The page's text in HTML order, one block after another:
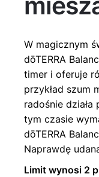
W magicznym
dōTERRA
timer i oferuje
przykład szum
radośnie
tym czasie
dōTERRA
Naprawdę
Limit wynosi 2